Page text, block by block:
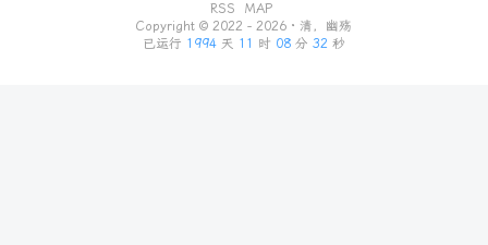
RSS
MAP
Copyright © 2022 - 2026 · 清，幽殇
已运行 1994 天 11 时 08 分 32 秒